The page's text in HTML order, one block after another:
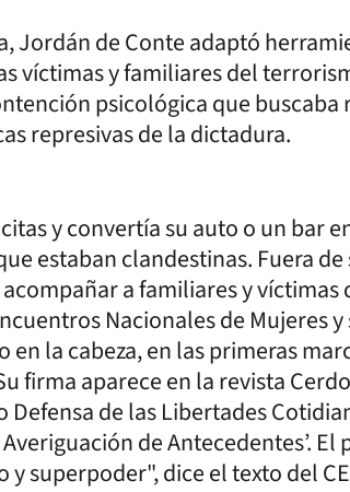
Jordán de Conte adaptó
víctimas y familiares del
psicológica que
represivas de la dictadura.
y convertía su auto o un bar
estaban clandestinas. Fuera
a familiares y
Nacionales de Mujeres
en la cabeza, en las primeras
firma aparece en la revista
de las Libertades
de Antecedentes’.
superpoder", dice el texto del